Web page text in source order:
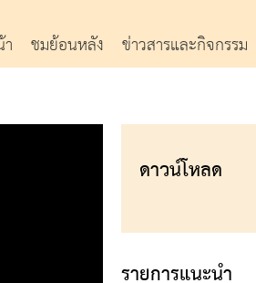
ชมย้อนหลัง ข่าวสารและกิจกรรม
ดาวน์โหลด
รายการแนะนำ